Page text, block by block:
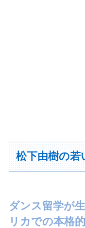
松下由樹の若
ダンス留学が
リカでの本格